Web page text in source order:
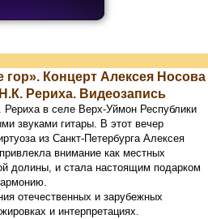
гор». Концерт Алексея Носова
Рериха. Видеозапись
в селе Верх-Уймон Республики
звуками гитары. В этот вечер
из Санкт-Петербурга Алексея
внимание как местных
долины, и стала настоящим подарком
отечественных и зарубежных
и интерпретациях.